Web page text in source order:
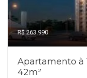
R$ 263.990
Apartamento à
42m²